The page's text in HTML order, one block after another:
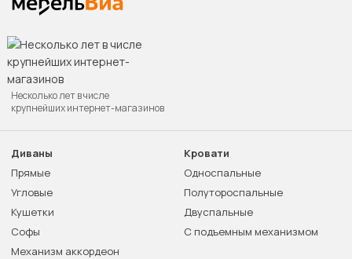
Несколько лет в числе
крупнейших интернет-магазинов
Диваны
Прямые
Угловые
Кушетки
Софы
Механизм аккордеон
Кровати
Односпальные
Полутороспальные
Двуспальные
С подъемным механизмом